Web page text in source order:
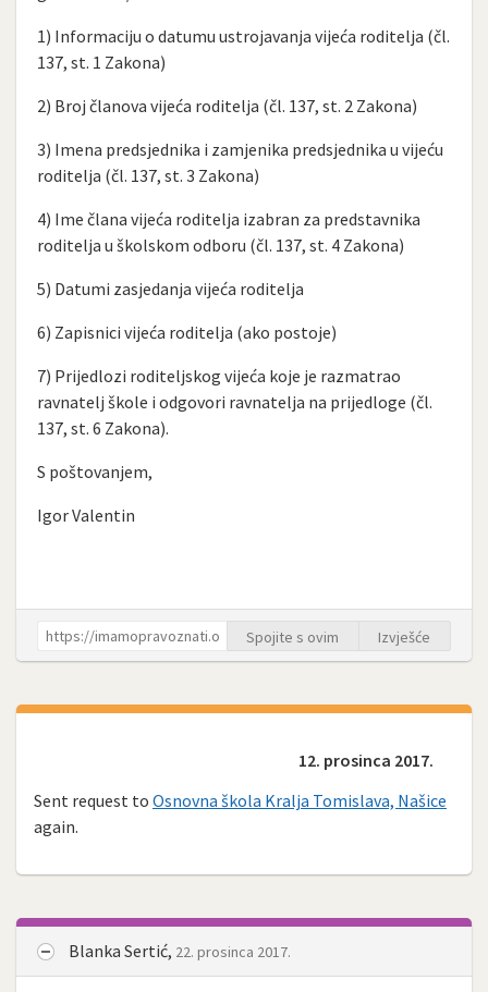
1) Informaciju o datumu ustrojavanja vijeća roditelja (čl.
137, st. 1 Zakona)
2) Broj članova vijeća roditelja (čl. 137, st. 2 Zakona)
3) Imena predsjednika i zamjenika predsjednika u vijeću
roditelja (čl. 137, st. 3 Zakona)
4) Ime člana vijeća roditelja izabran za predstavnika
roditelja u školskom odboru (čl. 137, st. 4 Zakona)
5) Datumi zasjedanja vijeća roditelja
6) Zapisnici vijeća roditelja (ako postoje)
7) Prijedlozi roditeljskog vijeća koje je razmatrao
ravnatelj škole i odgovori ravnatelja na prijedloge (čl.
137, st. 6 Zakona).
S poštovanjem,
Igor Valentin
Spojite s ovim Izvješće
12. prosinca 2017.
Sent request to Osnovna škola Kralja Tomislava, Našice
again.
Blanka Sertić, 22. prosinca 2017.